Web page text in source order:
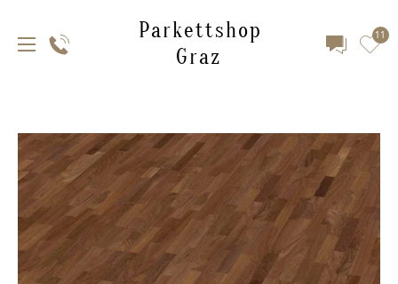
Parkettshop
Graz
11